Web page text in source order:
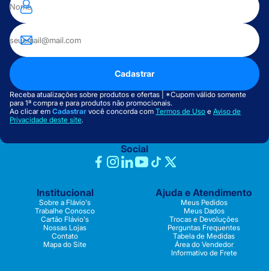
Cadastrar
Receba atualizações sobre produtos e ofertas | *Cupom válido somente
para 1ª compra e para produtos não promocionais.
Ao clicar em Cadastrar você concorda com Termos de Uso e Aviso de
Privacidade deste site.
Social
Institucional
Sobre a Flávio's
Trabalhe Conosco
Cartão Flávio's
Nossas Lojas
Contato
Mapa do Site
Ajuda e Atendimento
Meus Pedidos
Meus Dados
Trocas e Devoluções
Perguntas Frequentes
Tabela de Medidas
Área do Vendedor
Informativo de Frete